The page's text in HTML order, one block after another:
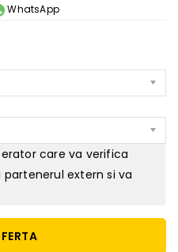
WhatsApp
care va verifica
extern si va